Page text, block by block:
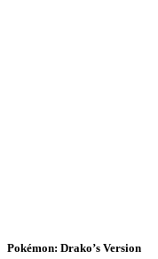
Pokémon: Drako’s Version